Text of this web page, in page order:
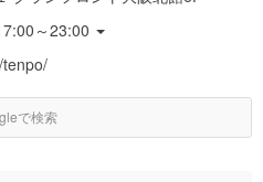
～23:00
で検索